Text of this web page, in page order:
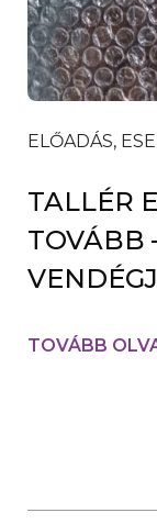
ELŐADÁS,
TALLÉR
TOVÁBB
TOVÁBB